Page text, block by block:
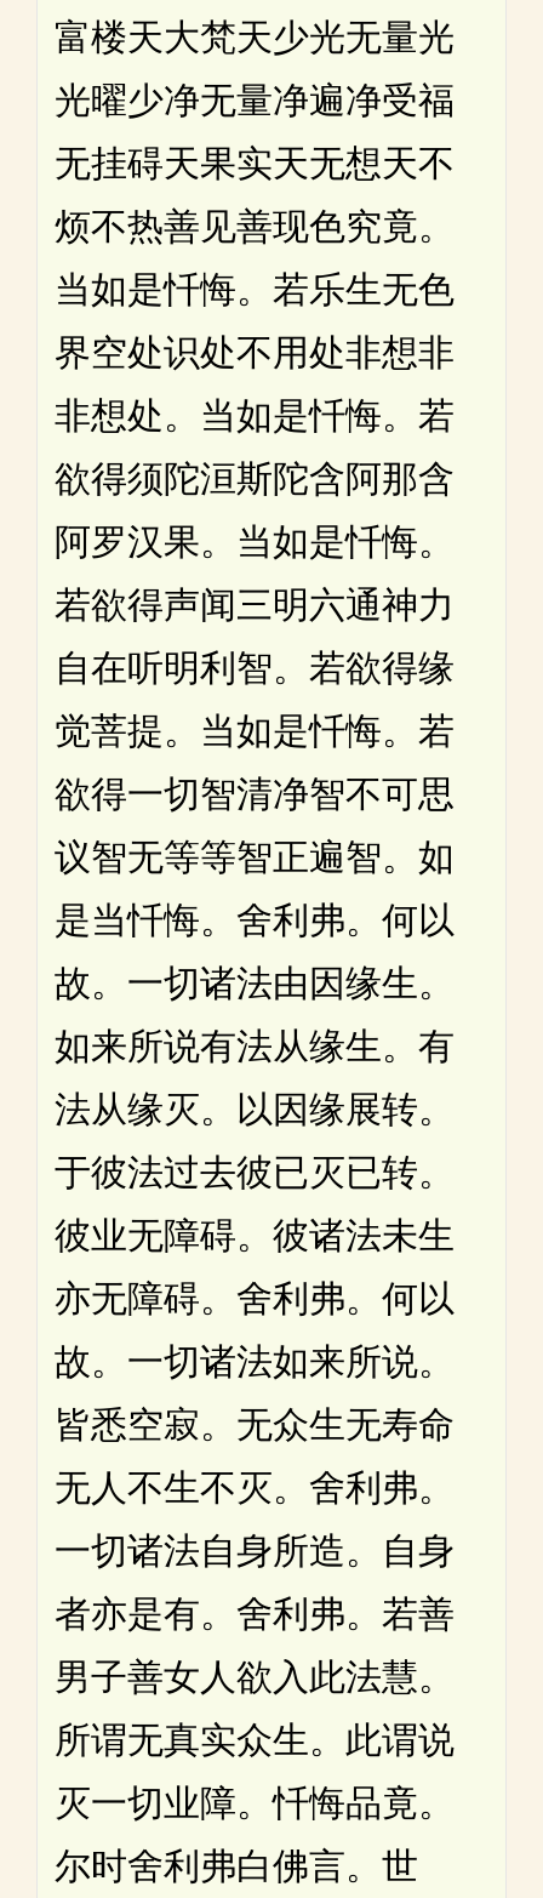
富楼天大梵天少光无量光
光曜少净无量净遍净受福
无挂碍天果实天无想天不
烦不热善见善现色究竟。
当如是忏悔。若乐生无色
界空处识处不用处非想非
非想处。当如是忏悔。若
欲得须陀洹斯陀含阿那含
阿罗汉果。当如是忏悔。
若欲得声闻三明六通神力
自在听明利智。若欲得缘
觉菩提。当如是忏悔。若
欲得一切智清净智不可思
议智无等等智正遍智。如
是当忏悔。舍利弗。何以
故。一切诸法由因缘生。
如来所说有法从缘生。有
法从缘灭。以因缘展转。
于彼法过去彼已灭已转。
彼业无障碍。彼诸法未生
亦无障碍。舍利弗。何以
故。一切诸法如来所说。
皆悉空寂。无众生无寿命
无人不生不灭。舍利弗。
一切诸法自身所造。自身
者亦是有。舍利弗。若善
男子善女人欲入此法慧。
所谓无真实众生。此谓说
灭一切业障。忏悔品竟。
尔时舍利弗白佛言。世